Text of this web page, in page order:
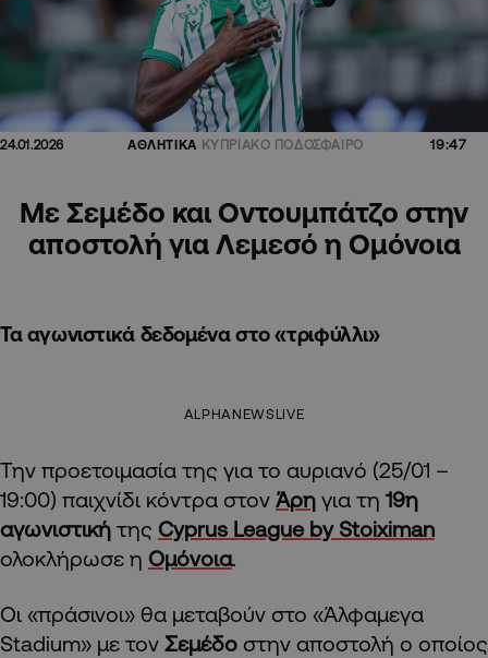
24.01.2026 ΑΘΛΗΤΙΚΑ ΚΥΠΡΙΑΚΟ ΠΟΔΟΣΦΑΙΡΟ 19:47
Με Σεμέδο και Οντουμπάτζο στην
αποστολή για Λεμεσό η Ομόνοια
Τα αγωνιστικά δεδομένα στο «τριφύλλι»
ALPHANEWSLIVE
Την προετοιμασία της για το αυριανό (25/01 –
19:00) παιχνίδι κόντρα στον Άρη για τη 19η
αγωνιστική της Cyprus League by Stoiximan
ολοκλήρωσε η Ομόνοια.
Οι «πράσινοι» θα μεταβούν στο «Άλφαμεγα
Stadium» με τον Σεμέδο στην αποστολή ο οποίος